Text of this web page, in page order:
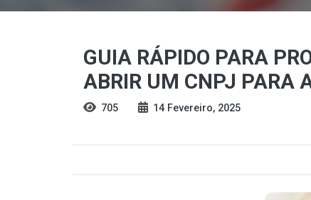
GUIA RÁPIDO PARA
ABRIR UM CNPJ PARA
705 14 Fevereiro, 2025